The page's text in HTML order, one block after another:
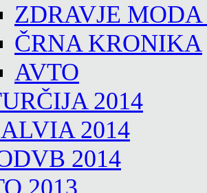
ZDRAVJE
ČRNA KRONIKA
AVTO
2014
2014
2014
2013